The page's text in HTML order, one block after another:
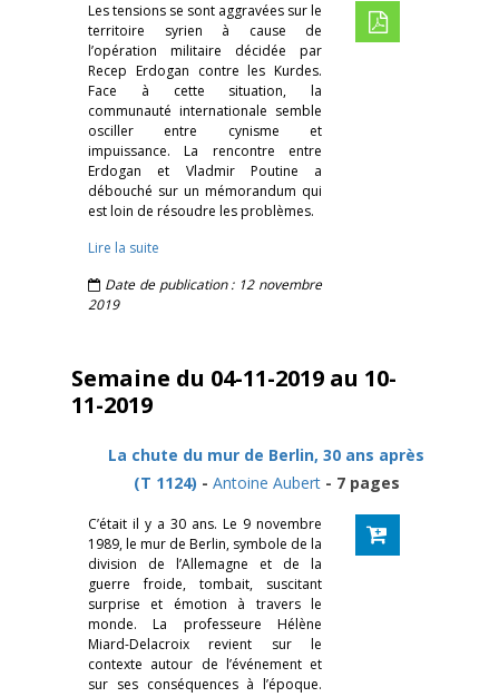
Les tensions se sont aggravées sur le
territoire syrien à cause de
l’opération militaire décidée par
Recep Erdogan contre les Kurdes.
Face à cette situation, la
communauté internationale semble
osciller entre cynisme et
impuissance. La rencontre entre
Erdogan et Vladmir Poutine a
débouché sur un mémorandum qui
est loin de résoudre les problèmes.
Lire la suite
Date de publication : 12 novembre
2019
Semaine du 04-11-2019 au 10-
11-2019
La chute du mur de Berlin, 30 ans après
(T 1124) - Antoine Aubert- 7 pages
C’était il y a 30 ans. Le 9 novembre
1989, le mur de Berlin, symbole de la
division de l’Allemagne et de la
guerre froide, tombait, suscitant
surprise et émotion à travers le
monde. La professeure Hélène
Miard-Delacroix revient sur le
contexte autour de l’événement et
sur ses conséquences à l’époque.